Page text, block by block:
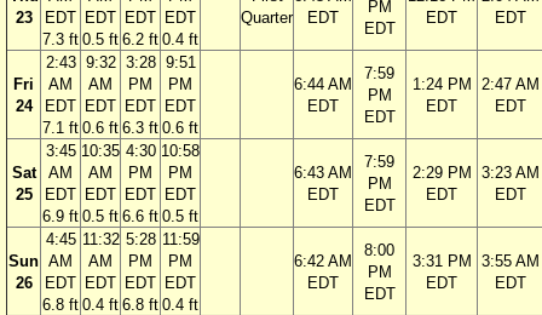
23
EDT
7.3 ft
EDT
0.5 ft
EDT
6.2 ft
EDT
0.4 ft
Quarter
EDT
PM
EDT
EDT
EDT
Fri
24
2:43
AM
EDT
7.1 ft
9:32
AM
EDT
0.6 ft
3:28
PM
EDT
6.3 ft
9:51
PM
EDT
0.6 ft
6:44 AM
EDT
7:59
PM
EDT
1:24 PM
EDT
2:47 AM
EDT
Sat
25
3:45
AM
EDT
6.9 ft
10:35
AM
EDT
0.5 ft
4:30
PM
EDT
6.6 ft
10:58
PM
EDT
0.5 ft
6:43 AM
EDT
7:59
PM
EDT
2:29 PM
EDT
3:23 AM
EDT
Sun
26
4:45
AM
EDT
6.8 ft
11:32
AM
EDT
0.4 ft
5:28
PM
EDT
6.8 ft
11:59
PM
EDT
0.4 ft
6:42 AM
EDT
8:00
PM
EDT
3:31 PM
EDT
3:55 AM
EDT